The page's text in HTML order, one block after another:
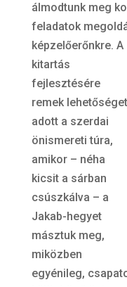
álmodtunk meg
feladatok
képzelőerőnkre. A
kitartás
fejlesztésére
remek lehetőséget
adott a szerdai
önismereti túra,
amikor – néha
kicsit a sárban
csúszkálva – a
Jakab-hegyet
másztuk meg,
miközben
egyénileg,